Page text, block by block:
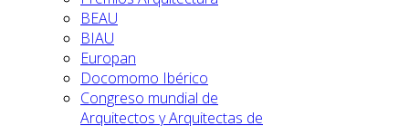
BEAU
BIAU
Europan
Docomomo Ibérico
Congreso mundial de
Arquitectos y Arquitectas de